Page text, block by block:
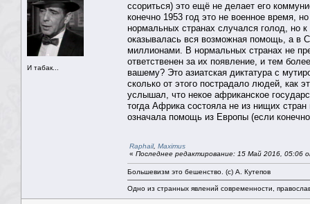
И табак...
ссориться) это ещё не делает его
конечно 1953 год это не военное время,
нормальных странах случался голод, но
оказывалась вся возможная помощь, а в
миллионами. В нормальных странах не
ответственен за их появление, и тем
вашему? Это азиатская диктатура с
сколько от этого пострадало людей, как
услышал, что некое африканское
тогда Африка состояла не из нищих
означала помощь из Европы (если
Raphail, Maximus
« Последнее редактирование: 15 Май 2016, 05:06
Большевизм это бешенство. (с) А. Кутепов
Одно из странных явлений современности,